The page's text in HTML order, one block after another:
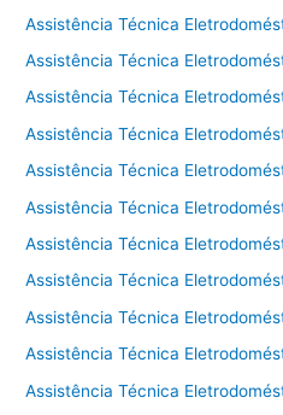
Assistência Técnica
Assistência Técnica
Assistência Técnica
Assistência Técnica
Assistência Técnica
Assistência Técnica
Assistência Técnica
Assistência Técnica
Assistência Técnica
Assistência Técnica
Assistência Técnica